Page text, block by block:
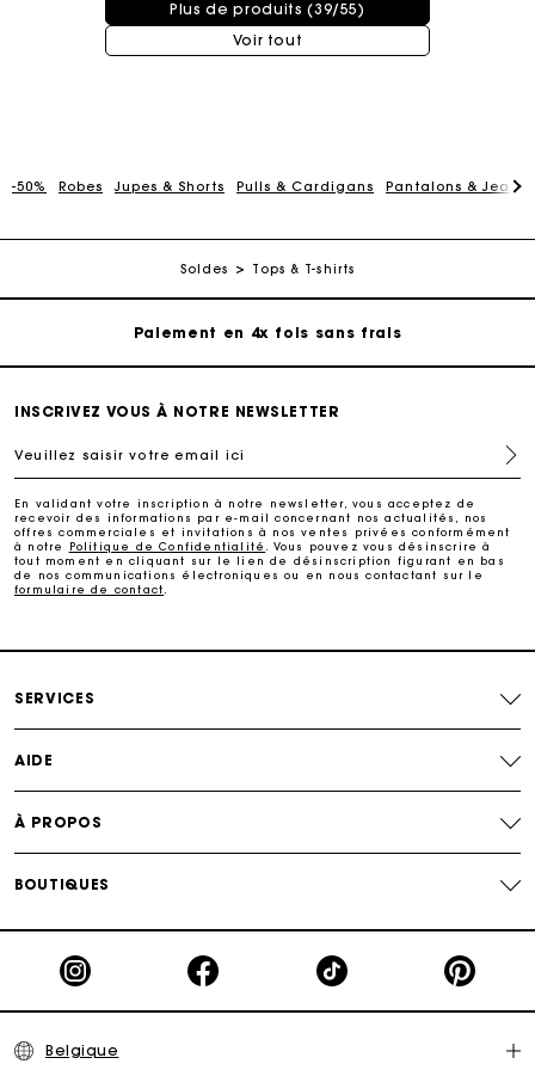
Plus de produits (39/55)
Voir tout
-50% Robes Jupes & Shorts Pulls & Cardigans Pantalons & Jeans
Soldes Tops & T-shirts
cadeau parfait
Suivi de commande
Carte Cadeau Maje : la meilleure façon d'offrir le
cadeau parfait
Livraison à domicile offerte sous 2 à 3 jours ouvrés.
Paiement en 4x fois sans frais
Suivi de commande
INSCRIVEZ VOUS À NOTRE NEWSLETTER
Veuillez saisir votre email ici
En validant votre inscription à notre newsletter, vous acceptez de
recevoir des informations par e-mail concernant nos actualités, nos
offres commerciales et invitations à nos ventes privées conformément
à notre
Politique de Confidentialité
. Vous pouvez vous désinscrire à
tout moment en cliquant sur le lien de désinscription figurant en bas
de nos communications électroniques ou en nous contactant sur le
formulaire de contact
SERVICES
AIDE
À PROPOS
BOUTIQUES
Belgique